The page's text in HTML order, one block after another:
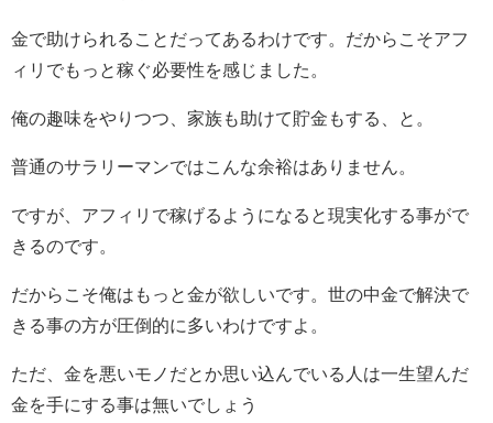
金で助けられることだってあるわけです。だからこそアフ
ィリでもっと稼ぐ必要性を感じました。
俺の趣味をやりつつ、家族も助けて貯金もする、と。
普通のサラリーマンではこんな余裕はありません。
ですが、アフィリで稼げるようになると現実化する事がで
きるのです。
だからこそ俺はもっと金が欲しいです。世の中金で解決で
きる事の方が圧倒的に多いわけですよ。
ただ、金を悪いモノだとか思い込んでいる人は一生望んだ
金を手にする事は無いでしょう